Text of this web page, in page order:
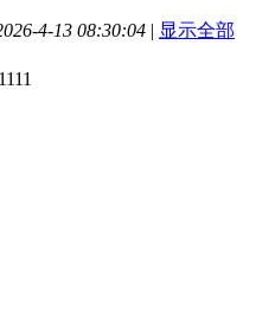
4-13 08:30:04 | 显示全部